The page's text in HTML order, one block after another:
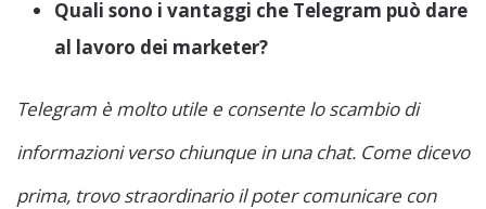
Quali sono i vantaggi che Telegram può dare
al lavoro dei marketer?
Telegram è molto utile e consente lo scambio di
informazioni verso chiunque in una chat. Come dicevo
prima, trovo straordinario il poter comunicare con